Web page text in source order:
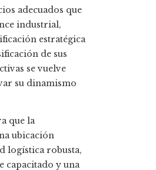
adecuados que
industrial,
estratégica
de sus
se vuelve
su dinamismo
que la
ubicación
logística robusta,
capacitado y una